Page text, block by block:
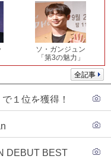
ソ・ガンジュン
「第3の魅力」
全記事
１位を獲得！
DEBUT BEST